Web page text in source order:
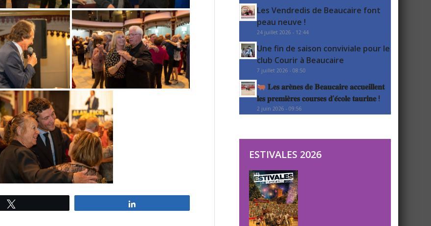
Les Vendredis de Beaucaire font
peau neuve !
24 juillet 2026 - 12:44
Une fin de saison conviviale pour le
club Courir à Beaucaire
7 juillet 2026 - 08:50
𝐋𝐞𝐬 𝐚𝐫𝐞̀𝐧𝐞𝐬 𝐝𝐞 𝐁𝐞𝐚𝐮𝐜𝐚𝐢𝐫𝐞 𝐚𝐜𝐜𝐮𝐞𝐢𝐥𝐥𝐞𝐧𝐭
𝐥𝐞𝐬 𝐩𝐫𝐞𝐦𝐢𝐞̀𝐫𝐞𝐬 𝐜𝐨𝐮𝐫𝐬𝐞𝐬 𝐝’𝐞́𝐜𝐨𝐥𝐞 𝐭𝐚𝐮𝐫𝐢𝐧𝐞 !
2 juin 2026 - 09:56
ESTIVALES 2026